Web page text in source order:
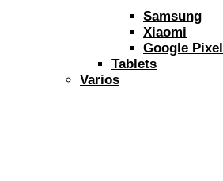
Samsung
Xiaomi
Google Pixel
Tablets
Varios